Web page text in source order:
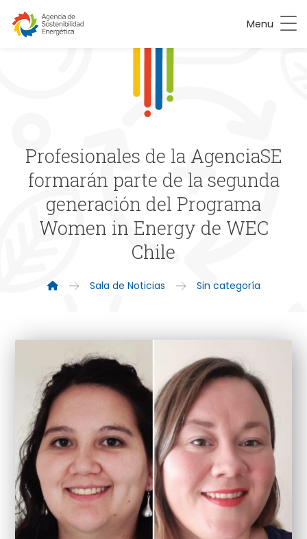
Menu
Profesionales de la AgenciaSE
formarán parte de la segunda
generación del Programa
Women in Energy de WEC
Chile
Sala de Noticias Sin categoría